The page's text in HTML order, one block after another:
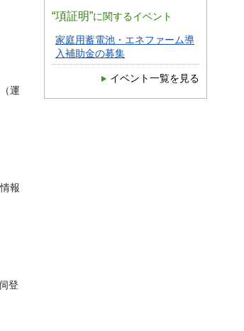
“項証明”に関するイベント
家庭用蓄電池・エネファーム導
入補助金の募集
イベント一覧を見る
運
報
登